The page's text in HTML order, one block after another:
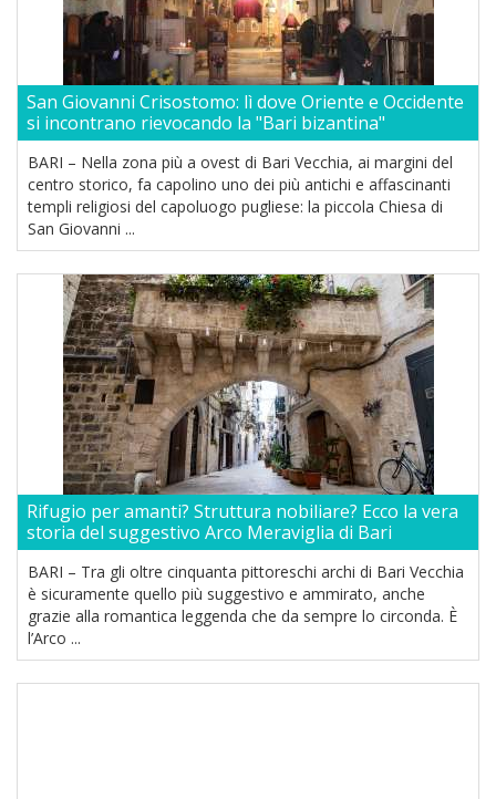
San Giovanni Crisostomo: lì dove Oriente e Occidente
si incontrano rievocando la "Bari bizantina"
BARI – Nella zona più a ovest di Bari Vecchia, ai margini del
centro storico, fa capolino uno dei più antichi e affascinanti
templi religiosi del capoluogo pugliese: la piccola Chiesa di
San Giovanni ...
Rifugio per amanti? Struttura nobiliare? Ecco la vera
storia del suggestivo Arco Meraviglia di Bari
BARI – Tra gli oltre cinquanta pittoreschi archi di Bari Vecchia
è sicuramente quello più suggestivo e ammirato, anche
grazie alla romantica leggenda che da sempre lo circonda. È
l’Arco ...